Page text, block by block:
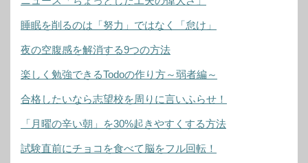
睡眠を削るのは「努力」ではなく「怠け」
夜の空腹感を解消する9つの方法
楽しく勉強できるTodoの作り方～弱者編～
合格したいなら志望校を周りに言いふらせ！
「月曜の辛い朝」を30%起きやすくする方法
試験直前にチョコを食べて脳をフル回転！